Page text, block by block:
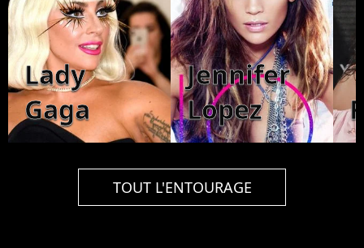
Lady
Gaga
Jennifer
Lopez
TOUT L'ENTOURAGE